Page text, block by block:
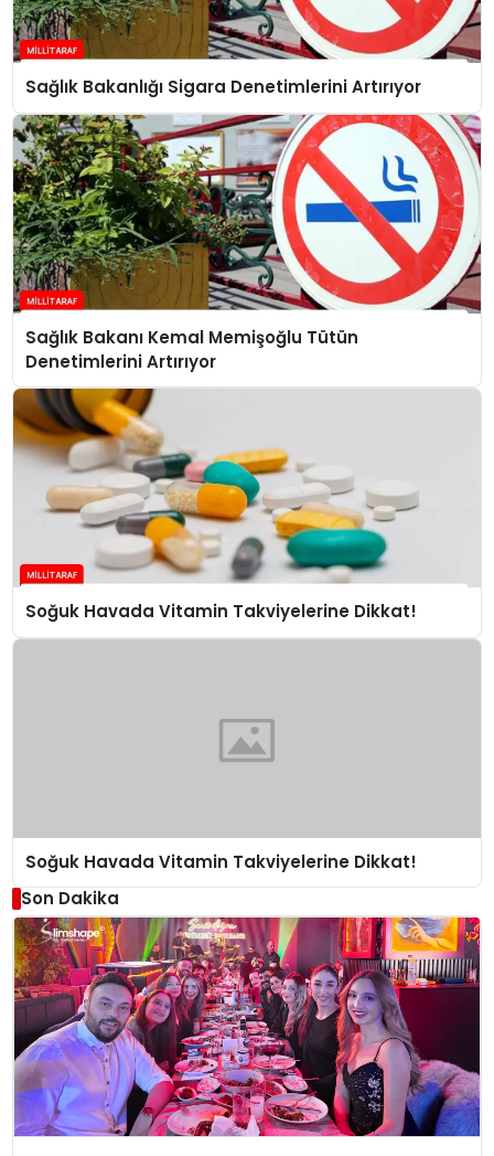
Sağlık Bakanlığı Sigara Denetimlerini Artırıyor
Sağlık Bakanı Kemal Memişoğlu Tütün
Denetimlerini Artırıyor
Soğuk Havada Vitamin Takviyelerine Dikkat!
Soğuk Havada Vitamin Takviyelerine Dikkat!
Son Dakika